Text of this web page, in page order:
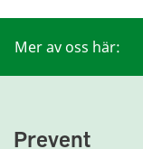
Mer av oss här:
Prevent